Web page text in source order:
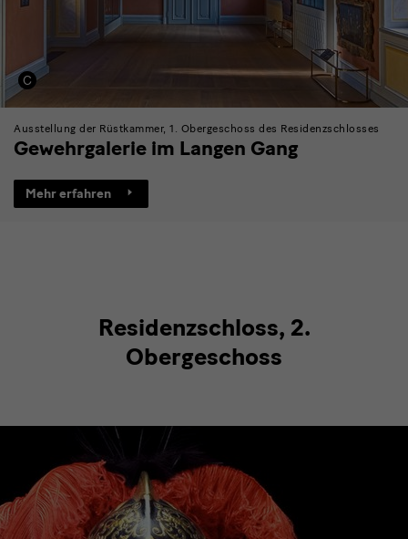
Ausstellung der Rüstkammer, 1. Obergeschoss des Residenzschlosses
Gewehrgalerie im Langen Gang
Mehr erfahren
Residenzschloss, 2.
Obergeschoss